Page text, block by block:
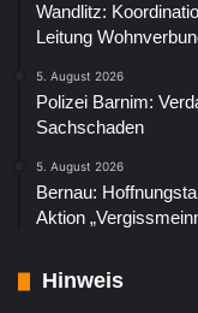
Wandlitz:
Leitung
5. August 2026
Polizei Barnim:
Sachschaden
5. August 2026
Bernau:
Aktion
Hinweis